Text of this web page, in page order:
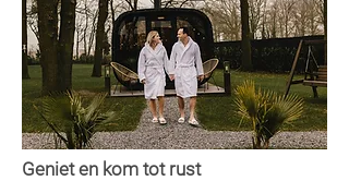
Geniet en kom tot rust